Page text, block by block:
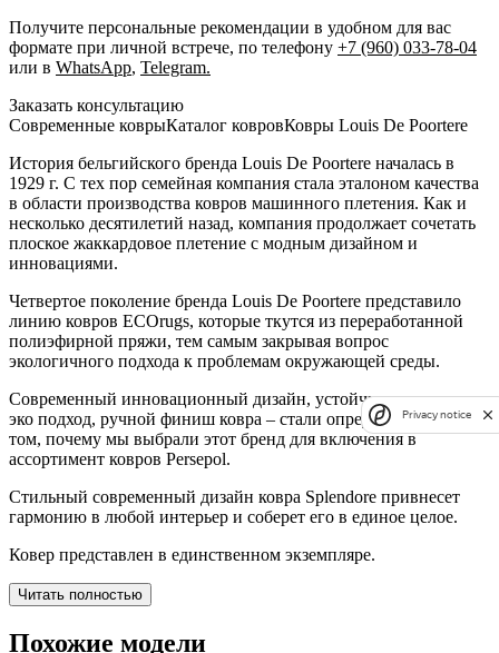
Получите персональные рекомендации в удобном для вас
формате при личной встрече, по телефону +7 (960) 033-78-04
или в WhatsApp, Telegram.
Заказать консультацию
Cовременные коврыКаталог ковровКовры Louis De Poortere
История бельгийского бренда Louis De Poortere началась в
1929 г. С тех пор семейная компания стала эталоном качества
в области производства ковров машинного плетения. Как и
несколько десятилетий назад, компания продолжает сочетать
плоское жаккардовое плетение с модным дизайном и
инновациями.
Четвертое поколение бренда Louis De Poortere представило
линию ковров ECOrugs, которые ткутся из переработанной
полиэфирной пряжи, тем самым закрывая вопрос
экологичного подхода к проблемам окружающей среды.
Современный инновационный дизайн, устойчивое развитие,
эко подход, ручной финиш ковра – стали определяющими в
том, почему мы выбрали этот бренд для включения в
ассортимент ковров Persepol.
Стильный современный дизайн ковра Splendore привнесет
гармонию в любой интерьер и соберет его в единое целое.
Ковер представлен в единственном экземпляре.
Читать полностью
Похожие модели
Privacy notice